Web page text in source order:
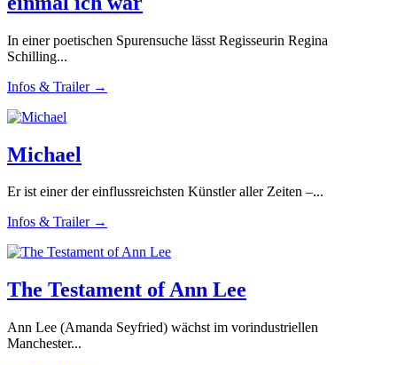
In einer poetischen Spurensuche lässt Regisseurin Regina
Schilling...
Infos & Trailer →
Michael
Er ist einer der einflussreichsten Künstler aller Zeiten –...
Infos & Trailer →
The Testament of Ann Lee
Ann Lee (Amanda Seyfried) wächst im vorindustriellen
Manchester...